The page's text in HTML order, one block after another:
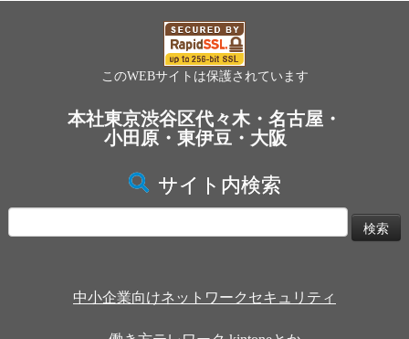
このWEBサイトは保護されています
本社東京渋谷区代々木・名古屋・
小田原・東伊豆・大阪
サイト内検索
索:
中小企業向けネットワークセキュリティ